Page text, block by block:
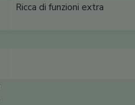
Ricca di funzioni extra